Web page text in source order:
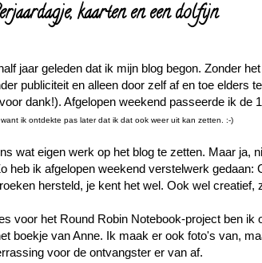
kaarten en een dolfijn
jaar geleden dat ik mijn blog begon. Zonder
publiciteit en alleen door zelf af en toe elders
dank!). Afgelopen weekend passeerde ik de
ik ontdekte pas later dat ik dat ook weer uit kan zetten. :-)
wat eigen werk op het blog te zetten. Maar ja,
heb ik afgelopen weekend verstelwerk gedaan:
hersteld, je kent het wel. Ook wel creatief,
voor het Round Robin Notebook-project ben ik
boekje van Anne. Ik maak er ook foto's van,
voor de ontvangster er van af.